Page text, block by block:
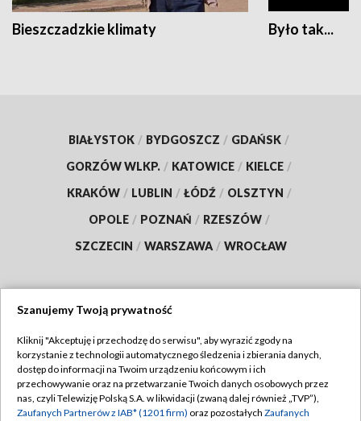
Bieszczadzkie klimaty Było tak...
BIAŁYSTOK / BYDGOSZCZ / GDAŃSK /
GORZÓW WLKP. / KATOWICE / KIELCE /
KRAKÓW / LUBLIN / ŁÓDŹ / OLSZTYN /
OPOLE / POZNAŃ / RZESZÓW /
SZCZECIN / WARSZAWA / WROCŁAW
TVP
Abonament TVP
Emisja w TVP
Regulamin TVP
Polityka prywatności
Szanujemy Twoją prywatność
Kliknij "Akceptuję i przechodzę do serwisu", aby wyrazić zgody na
korzystanie z technologii automatycznego śledzenia i zbierania danych,
dostęp do informacji na Twoim urządzeniu końcowym i ich
przechowywanie oraz na przetwarzanie Twoich danych osobowych przez
nas, czyli Telewizję Polską S.A. w likwidacji (zwaną dalej również „TVP”),
Zaufanych Partnerów z IAB* (1201 firm) oraz pozostałych Zaufanych